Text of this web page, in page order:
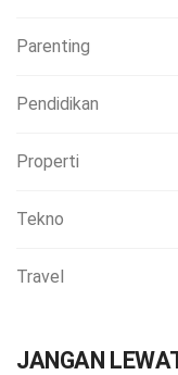
Parenting
Pendidikan
Properti
Tekno
Travel
JANGAN